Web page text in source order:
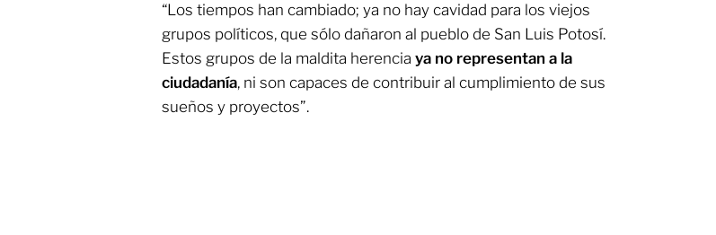
“Los tiempos han cambiado; ya no hay cavidad para los viejos
grupos políticos, que sólo dañaron al pueblo de San Luis Potosí.
Estos grupos de la maldita herencia ya no representan a la
ciudadanía, ni son capaces de contribuir al cumplimiento de sus
sueños y proyectos”.